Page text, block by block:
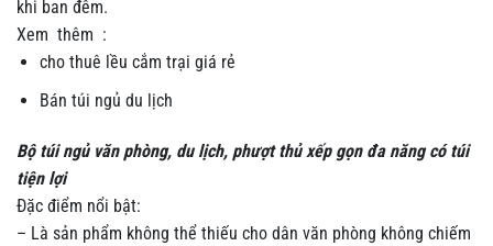
khi ban đêm.
Xem thêm :
cho thuê lều cắm trại giá rẻ
Bán túi ngủ du lịch
Bộ túi ngủ văn phòng, du lịch, phượt thủ xếp gọn đa năng có túi
tiện lợi
Đặc điểm nổi bật:
– Là sản phẩm không thể thiếu cho dân văn phòng không chiếm